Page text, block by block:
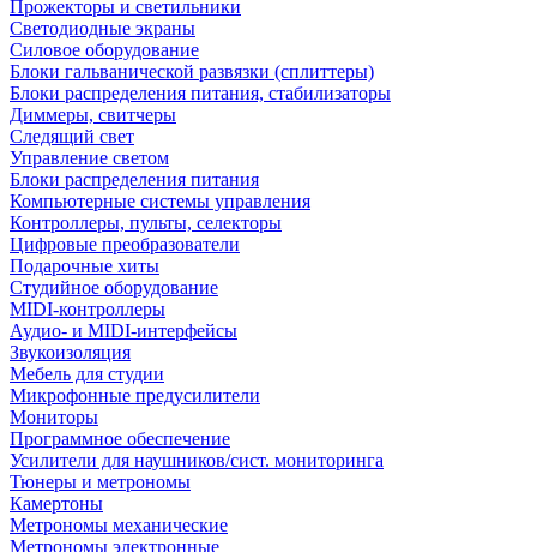
Прожекторы и светильники
Светодиодные экраны
Силовое оборудование
Блоки гальванической развязки (сплиттеры)
Блоки распределения питания, стабилизаторы
Диммеры, свитчеры
Следящий свет
Управление светом
Блоки распределения питания
Компьютерные системы управления
Контроллеры, пульты, селекторы
Цифровые преобразователи
Подарочные хиты
Студийное оборудование
MIDI-контроллеры
Аудио- и MIDI-интерфейсы
Звукоизоляция
Мебель для студии
Микрофонные предусилители
Мониторы
Программное обеспечение
Усилители для наушников/сист. мониторинга
Тюнеры и метрономы
Камертоны
Метрономы механические
Метрономы электронные